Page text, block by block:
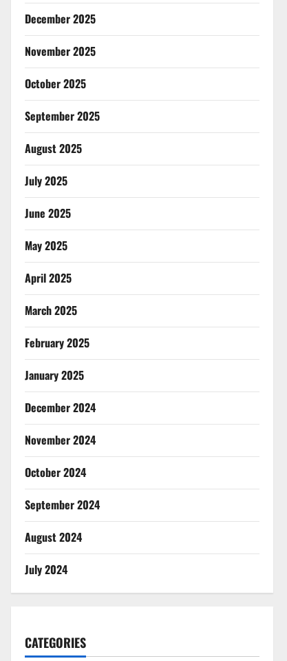
December 2025
November 2025
October 2025
September 2025
August 2025
July 2025
June 2025
May 2025
April 2025
March 2025
February 2025
January 2025
December 2024
November 2024
October 2024
September 2024
August 2024
July 2024
CATEGORIES